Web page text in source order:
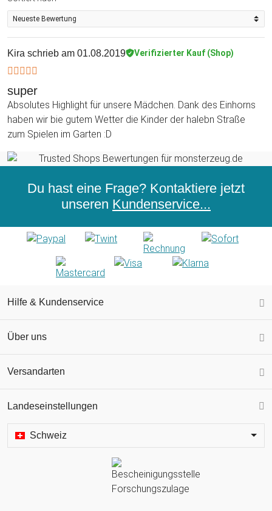
Kira schrieb am 01.08.2019 Verifizierter Kauf (Shop)
super
Absolutes Highlight für unsere Mädchen. Dank des Einhorns
haben wir bie gutem Wetter die Kinder der halebn Straße
zum Spielen im Garten :D
Du hast eine Frage? Kontaktiere jetzt
unseren Kundenservice...
Hilfe & Kundenservice
Über uns
Versandarten
Landeseinstellungen
Schweiz